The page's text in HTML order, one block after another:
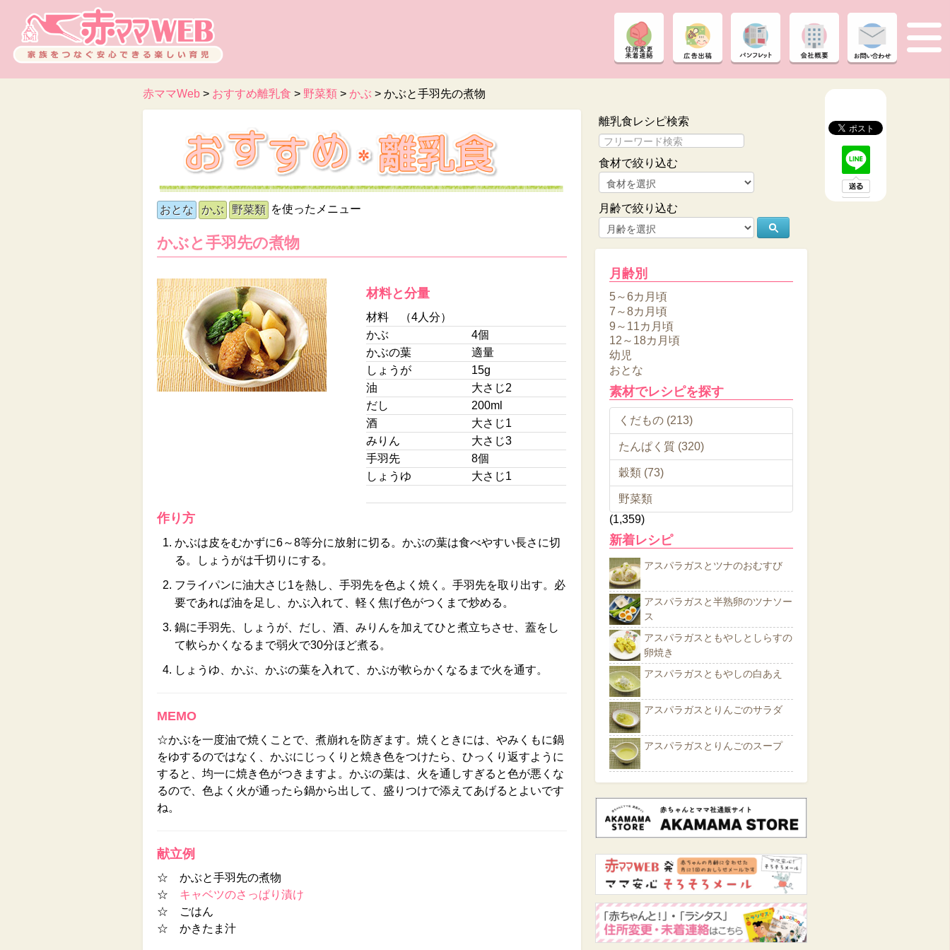
赤ママWeb > おすすめ離乳食 > 野菜類 > かぶ > かぶと手羽先の煮物
おとな かぶ 野菜類 を使ったメニュー
かぶと手羽先の煮物
材料と分量
材料 （4人分）
かぶ
4個
かぶの葉
適量
しょうが
15g
油
大さじ2
だし
200ml
酒
大さじ1
みりん
大さじ3
手羽先
8個
しょうゆ
大さじ1
作り方
かぶは皮をむかずに6～8等分に放射に切る。かぶの葉は食べやすい長さに切
る。しょうがは千切りにする。
フライパンに油大さじ1を熱し、手羽先を色よく焼く。手羽先を取り出す。必
要であれば油を足し、かぶ入れて、軽く焦げ色がつくまで炒める。
鍋に手羽先、しょうが、だし、酒、みりんを加えてひと煮立ちさせ、蓋をし
て軟らかくなるまで弱火で30分ほど煮る。
しょうゆ、かぶ、かぶの葉を入れて、かぶが軟らかくなるまで火を通す。
MEMO
☆かぶを一度油で焼くことで、煮崩れを防ぎます。焼くときには、やみくもに鍋
をゆするのではなく、かぶにじっくりと焼き色をつけたら、ひっくり返すように
すると、均一に焼き色がつきますよ。かぶの葉は、火を通しすぎると色が悪くな
るので、色よく火が通ったら鍋から出して、盛りつけで添えてあげるとよいです
ね。
献立例
☆ かぶと手羽先の煮物
☆ キャベツのさっぱり漬け
☆ ごはん
☆ かきたま汁
離乳食レシピ検索
食材で絞り込む
月齢で絞り込む
月齢別
5～6カ月頃
7～8カ月頃
9～11カ月頃
12～18カ月頃
幼児
おとな
素材でレシピを探す
くだもの (213)
たんぱく質 (320)
穀類 (73)
野菜類
(1,359)
新着レシピ
アスパラガスとツナのおむすび
アスパラガスと半熟卵のツナソー
ス
アスパラガスともやしとしらすの
卵焼き
アスパラガスともやしの白あえ
アスパラガスとりんごのサラダ
アスパラガスとりんごのスープ